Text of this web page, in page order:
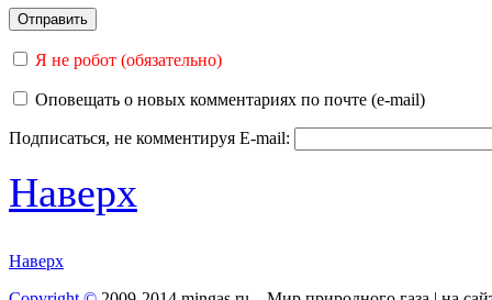
Я не робот (обязательно)
Оповещать о новых комментариях по почте (e-mail)
Подписаться, не комментируя E-mail:
Наверх
Наверх